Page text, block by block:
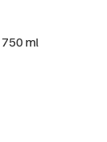
750 ml